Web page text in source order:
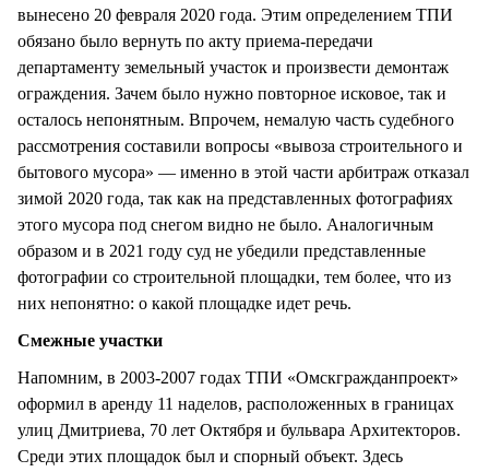
вынесено 20 февраля 2020 года. Этим определением ТПИ
обязано было вернуть по акту приема-передачи
департаменту земельный участок и произвести демонтаж
ограждения. Зачем было нужно повторное исковое, так и
осталось непонятным. Впрочем, немалую часть судебного
рассмотрения составили вопросы «вывоза строительного и
бытового мусора» — именно в этой части арбитраж отказал
зимой 2020 года, так как на представленных фотографиях
этого мусора под снегом видно не было. Аналогичным
образом и в 2021 году суд не убедили представленные
фотографии со строительной площадки, тем более, что из
них непонятно: о какой площадке идет речь.
Смежные участки
Напомним, в 2003-2007 годах ТПИ «Омскгражданпроект»
оформил в аренду 11 наделов, расположенных в границах
улиц Дмитриева, 70 лет Октября и бульвара Архитекторов.
Среди этих площадок был и спорный объект. Здесь